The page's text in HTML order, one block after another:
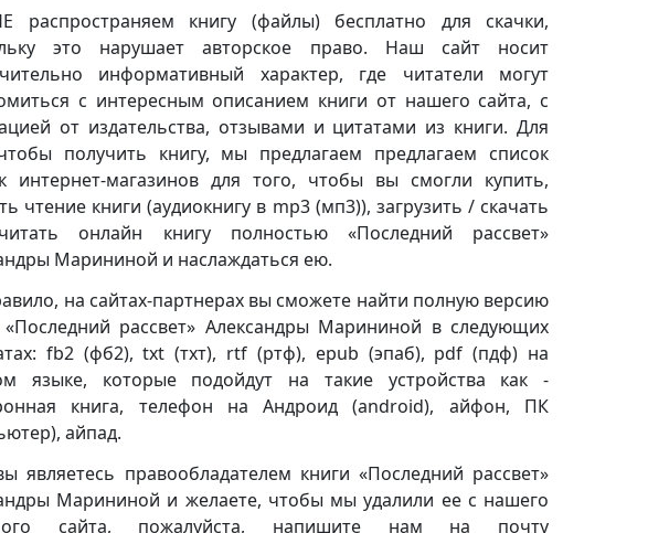
книгу (файлы) бесплатно для скачки,
это нарушает авторское право. Наш сайт носит
информативный характер, где читатели могут
с интересным описанием книги от нашего сайта, с
от издательства, отзывами и цитатами из книги. Для
получить книгу, мы предлагаем предлагаем список
интернет-магазинов для того, чтобы вы смогли купить,
чтение книги (аудиокнигу в mp3 (мп3)), загрузить / скачать
онлайн книгу полностью «Последний рассвет»
Марининой и наслаждаться ею.
на сайтах-партнерах вы сможете найти полную версию
«Последний рассвет» Александры Марининой в следующих
fb2 (фб2), txt (тхт), rtf (ртф), epub (эпаб), pdf (пдф) на
языке, которые подойдут на такие устройства как -
книга, телефон на Андроид (android), айфон, ПК
айпад.
являетесь правообладателем книги «Последний рассвет»
Марининой и желаете, чтобы мы удалили ее с нашего
сайта, пожалуйста, напишите нам на почту